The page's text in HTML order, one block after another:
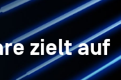
zielt auf